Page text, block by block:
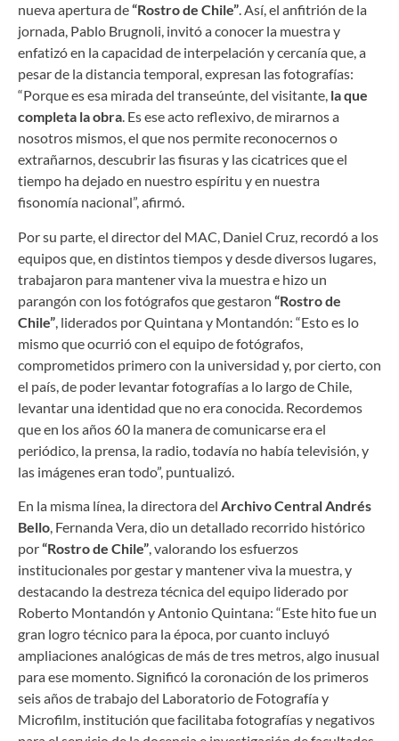
nueva apertura de“Rostro de Chile”. Así, el anfitrión de la
jornada, Pablo Brugnoli, invitó a conocer la muestra y
enfatizó en la capacidad de interpelación y cercanía que, a
pesar de la distancia temporal, expresan las fotografías:
“Porque es esa mirada del transeúnte, del visitante, la que
completa la obra. Es ese acto reflexivo, de mirarnos a
nosotros mismos, el que nos permite reconocernos o
extrañarnos, descubrir las fisuras y las cicatrices que el
tiempo ha dejado en nuestro espíritu y en nuestra
fisonomía nacional”, afirmó.
Por su parte, el director del MAC, Daniel Cruz, recordó a los
equipos que, en distintos tiempos y desde diversos lugares,
trabajaron para mantener viva la muestra e hizo un
parangón con los fotógrafos que gestaron “Rostro de
Chile” , liderados por Quintana y Montandón: “Esto es lo
mismo que ocurrió con el equipo de fotógrafos,
comprometidos primero con la universidad y, por cierto, con
el país, de poder levantar fotografías a lo largo de Chile,
levantar una identidad que no era conocida. Recordemos
que en los años 60 la manera de comunicarse era el
periódico, la prensa, la radio, todavía no había televisión, y
las imágenes eran todo”, puntualizó.
En la misma línea, la directora del Archivo Central Andrés
Bello, Fernanda Vera, dio un detallado recorrido histórico
por“Rostro de Chile”, valorando los esfuerzos
institucionales por gestar y mantener viva la muestra, y
destacando la destreza técnica del equipo liderado por
Roberto Montandón y Antonio Quintana: “Este hito fue un
gran logro técnico para la época, por cuanto incluyó
ampliaciones analógicas de más de tres metros, algo inusual
para ese momento. Significó la coronación de los primeros
seis años de trabajo del Laboratorio de Fotografía y
Microfilm, institución que facilitaba fotografías y negativos